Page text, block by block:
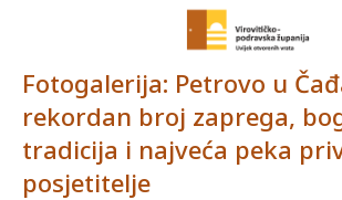
Fotogalerija: Petrovo u
rekordan broj zaprega,
tradicija i najveća peka
posjetitelje